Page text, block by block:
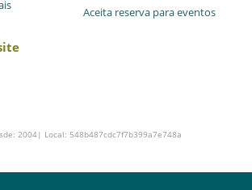
Aceita reserva para eventos
2004| Local: 548b487cdc7f7b399a7e748a